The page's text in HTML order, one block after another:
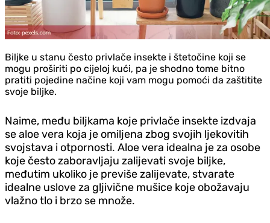
Biljke u stanu često privlače insekte i štetočine koji se
mogu proširiti po cijeloj kući, pa je shodno tome bitno
pratiti pojedine načine koji vam mogu pomoći da zaštitite
svoje biljke.
Naime, među biljkama koje privlače insekte izdvaja
se aloe vera koja je omiljena zbog svojih ljekovitih
svojstava i otpornosti. Aloe vera idealna je za osobe
koje često zaboravljaju zalijevati svoje biljke,
međutim ukoliko je previše zalijevate, stvarate
idealne uslove za gljivične mušice koje obožavaju
vlažno tlo i brzo se množe.